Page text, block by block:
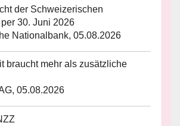
der Schweizerischen
30. Juni 2026
Nationalbank, 05.08.2026
braucht mehr als zusätzliche
05.08.2026